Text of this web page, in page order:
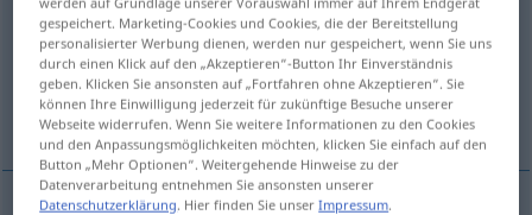
izlemek, takip etmek, kovalamak, zulmetmek,
izini sürmek
peşine düşmek
gespeichert. Marketing-Cookies und Cookies, die der Bereitstellung
personalisierter Werbung dienen, werden nur gespeichert, wenn Sie uns
durch einen Klick auf den „Akzeptieren“-Button Ihr Einverständnis
geben. Klicken Sie ansonsten auf „Fortfahren ohne Akzeptieren“. Sie
können Ihre Einwilligung jederzeit für zukünftige Besuche unserer
Webseite widerrufen. Wenn Sie weitere Informationen zu den Cookies
und den Anpassungsmöglichkeiten möchten, klicken Sie einfach auf den
Button „Mehr Optionen“. Weitergehende Hinweise zu der
Datenverarbeitung entnehmen Sie ansonsten unserer
Datenschutzerklärung. Hier finden Sie unserImpressum.